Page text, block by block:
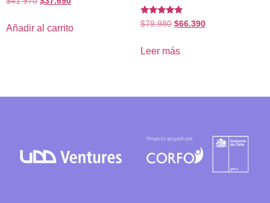
con
Añadir al carrito
Valorado
con
$79.980 $66.390
Leer más